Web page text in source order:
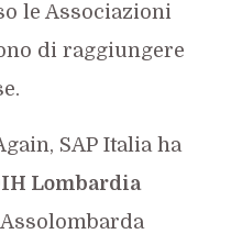
le Associazioni
di raggiungere
SAP Italia ha
Lombardia